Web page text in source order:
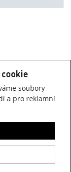
soubory
a pro reklamní
akcích a